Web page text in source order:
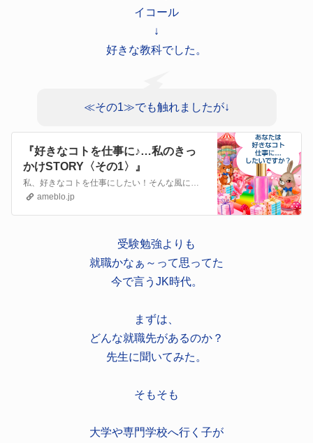
イコール
↓
好きな教科でした。
≪その1≫でも触れましたが↓
『好きなコトを仕事に♪…私のきっ
かけSTORY〈その1〉』
私、好きなコトを仕事にしたい！そんな風に考えたのはいつ頃だったかなぁ～って、最近、ふとおもってね！子供のころって、みんな無邪気に○○になりたい！両親と同じ仕事…
ameblo.jp
受験勉強よりも
就職かなぁ～って思ってた
今で言うJK時代。
まずは、
どんな就職先があるのか？
先生に聞いてみた。
そもそも
大学や専門学校へ行く子が